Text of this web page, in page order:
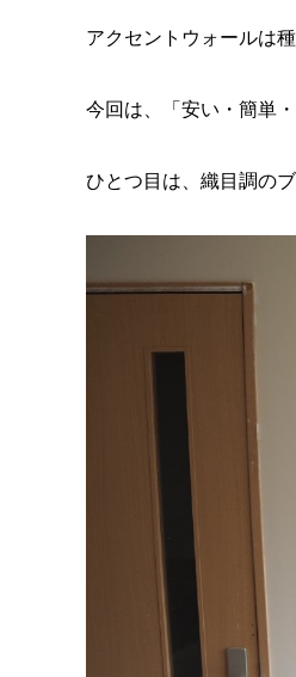
アクセントウォールは
今回は、「安い・簡単
ひとつ目は、織目調の